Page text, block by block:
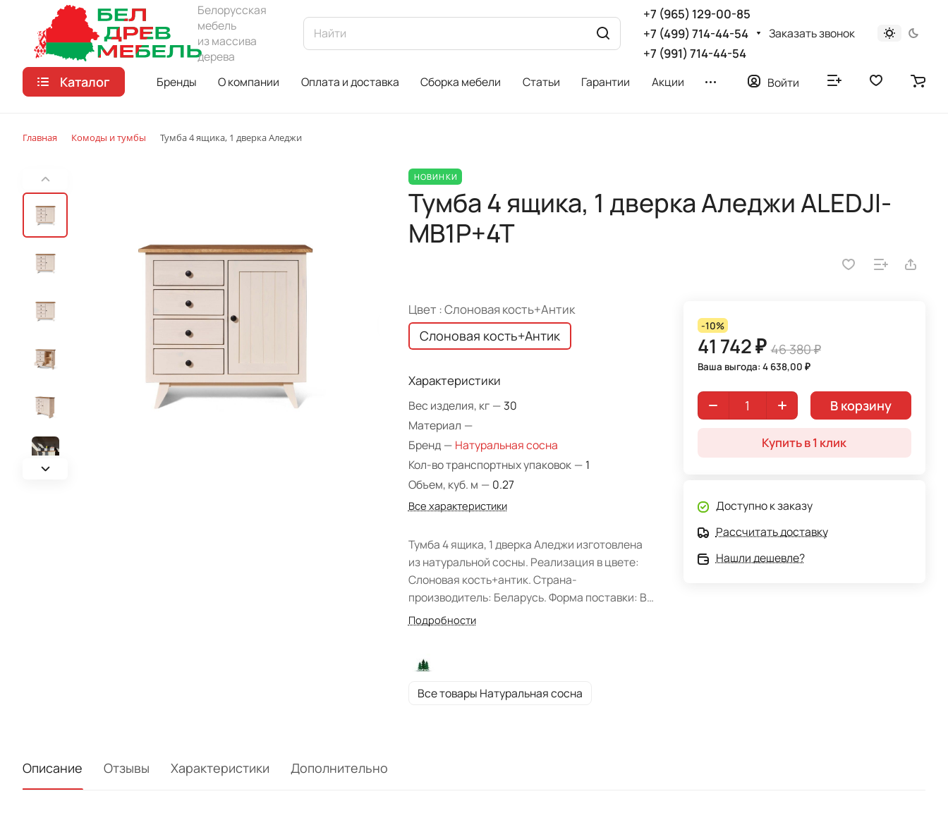
Белорусская
мебель
из массива
дерева
+7 (965) 129-00-85
+7 (499) 714-44-54
+7 (991) 714-44-54
Заказать звонок
Каталог Бренды О компании Оплата и доставка Сборка мебели Статьи Гарантии Акции Войти
Главная Комоды и тумбы Тумба 4 ящика, 1 дверка Аледжи
НОВИНКИ
Тумба 4 ящика, 1 дверка Аледжи ALEDJI-
MB1P+4T
Цвет :Слоновая кость+Антик
Слоновая кость+Антик
Характеристики
Вес изделия, кг — 30
Материал —
Бренд — Натуральная сосна
Кол-во транспортных упаковок — 1
Объем, куб. м — 0.27
Все характеристики
Тумба 4 ящика, 1 дверка Аледжи изготовлена
из натуральной сосны. Реализация в цвете:
Слоновая кость+антик. Страна-
производитель: Беларусь. Форма поставки: В
собранном виде.
Подробности
Все товары Натуральная сосна
-10%
41 742 ₽ 46 380 ₽
Ваша выгода: 4 638,00 ₽
В корзину
Купить в 1 клик
Доступно к заказу
Рассчитать доставку
Нашли дешевле?
Описание Отзывы Характеристики Дополнительно